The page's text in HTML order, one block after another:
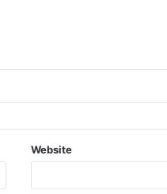
Website